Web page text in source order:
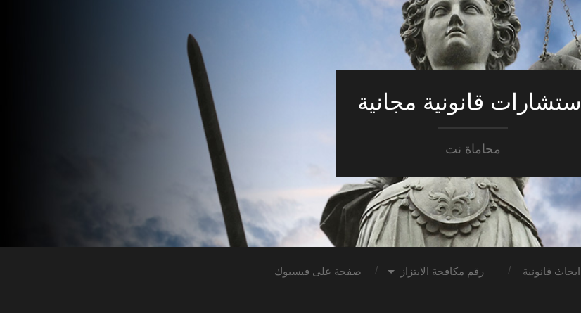
استشارات قانونية مجانية
محاماة نت
ابحاث قانونية رقم مكافحة الابتزاز صفحة على فيسبوك